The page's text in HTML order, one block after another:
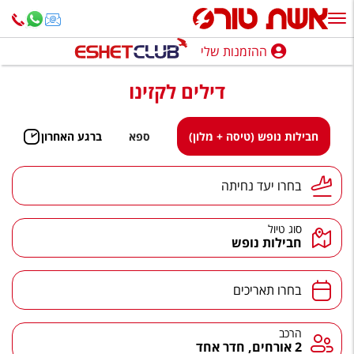
ההזמנות שלי
חופשה לפי סגנון
מלונות באילת
טיולים מאורגנים
סגנונות טיול
הרגע האחרון
חבילות בריאות וספא
ההזמנות שלי
דילים לקזינו
חבילות נופש (טיסה + מלון) ספא ברגע האחרון
יעד נחיתהבחרו יעד נחיתה
סוג טיול
חבילות נופש
תאריכים בחרו תאריכים
הרכב הרכב
2 אורחים, חדר אחד